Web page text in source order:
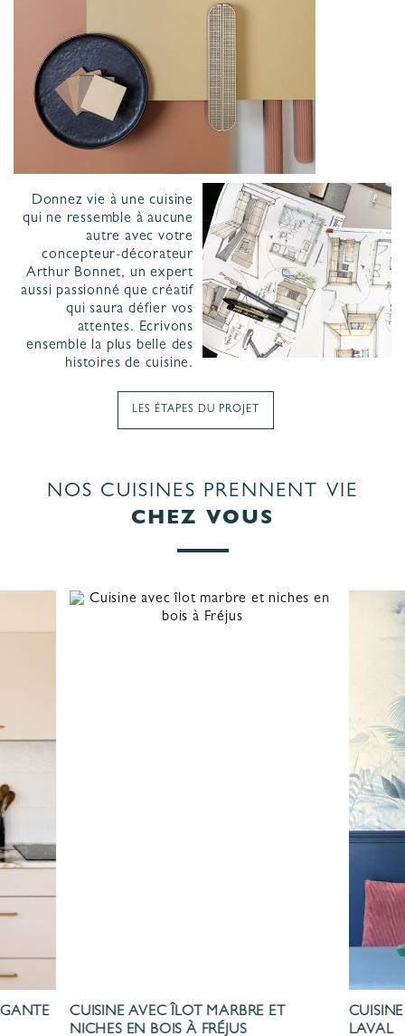
Donnez vie à une cuisine
qui ne ressemble à aucune
autre avec votre
concepteur-décorateur
Arthur Bonnet, un expert
aussi passionné que créatif
qui saura défier vos
attentes. Ecrivons
ensemble la plus belle des
histoires de cuisine.
LES ÉTAPES DU PROJET
NOS CUISINES PRENNENT VIE
CHEZ VOUS
CUISINE AVEC ÎLOT MARBRE ET
NICHES EN BOIS À FRÉJUS
LAVAL